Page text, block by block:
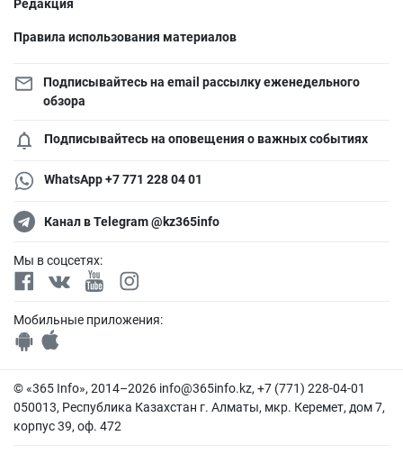
Редакция
Правила использования материалов
Подписывайтесь на email рассылку еженедельного
обзора
Подписывайтесь на оповещения о важных событиях
WhatsApp +7 771 228 04 01
Канал в Telegram @kz365info
Мы в соцсетях:
Мобильные приложения:
© «365 Info», 2014–2026 info@365info.kz, +7 (771) 228-04-01
050013, Республика Казахстан г. Алматы, мкр. Керемет, дом 7,
корпус 39, оф. 472